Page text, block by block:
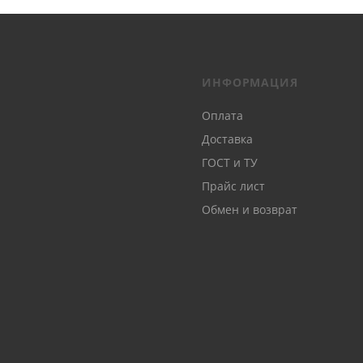
ИНФОРМАЦИЯ
Оплата
Доставка
ГОСТ и ТУ
Прайс лист
Обмен и возврат